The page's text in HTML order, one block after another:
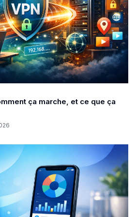
ça marche, et ce que ça